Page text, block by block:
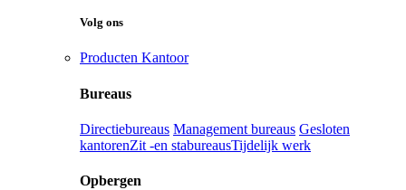
Volg ons
Producten Kantoor
Bureaus
Directiebureaus Management bureaus Gesloten
kantorenZit -en stabureausTijdelijk werk
Opbergen